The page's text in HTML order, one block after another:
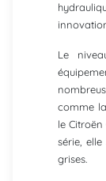
Le
comme
le
série, elle
grises.